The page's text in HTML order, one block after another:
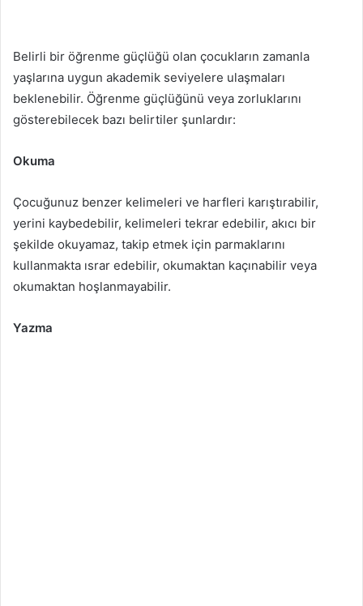
Belirli bir öğrenme güçlüğü olan çocukların zamanla
yaşlarına uygun akademik seviyelere ulaşmaları
beklenebilir. Öğrenme güçlüğünü veya zorluklarını
gösterebilecek bazı belirtiler şunlardır:
Okuma
Çocuğunuz benzer kelimeleri ve harfleri karıştırabilir,
yerini kaybedebilir, kelimeleri tekrar edebilir, akıcı bir
şekilde okuyamaz, takip etmek için parmaklarını
kullanmakta ısrar edebilir, okumaktan kaçınabilir veya
okumaktan hoşlanmayabilir.
Yazma